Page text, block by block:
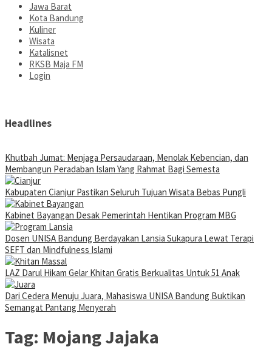
Jawa Barat
Kota Bandung
Kuliner
Wisata
Katalisnet
RKSB Maja FM
Login
Headlines
Khutbah Jumat: Menjaga Persaudaraan, Menolak Kebencian, dan
Membangun Peradaban Islam Yang Rahmat Bagi Semesta
Kabupaten Cianjur Pastikan Seluruh Tujuan Wisata Bebas Pungli
Kabinet Bayangan Desak Pemerintah Hentikan Program MBG
Dosen UNISA Bandung Berdayakan Lansia Sukapura Lewat Terapi
SEFT dan Mindfulness Islami
LAZ Darul Hikam Gelar Khitan Gratis Berkualitas Untuk 51 Anak
Dari Cedera Menuju Juara, Mahasiswa UNISA Bandung Buktikan
Semangat Pantang Menyerah
Tag: Mojang Jajaka